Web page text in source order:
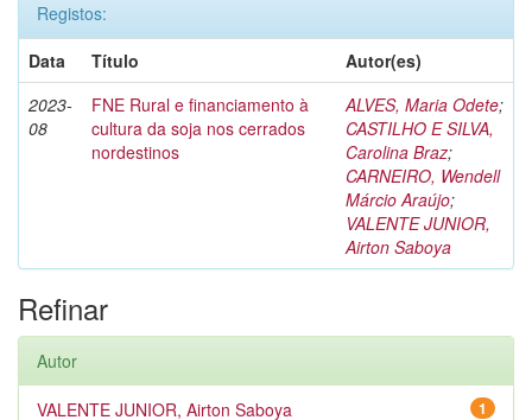
Registos:
Data
Título
Autor(es)
2023-
08
FNE Rural e financiamento à
cultura da soja nos cerrados
nordestinos
ALVES, Maria Odete;
CASTILHO E SILVA,
Carolina Braz;
CARNEIRO, Wendell
Márcio Araújo;
VALENTE JUNIOR,
Airton Saboya
Refinar
Autor
1
VALENTE JUNIOR, Airton Saboya